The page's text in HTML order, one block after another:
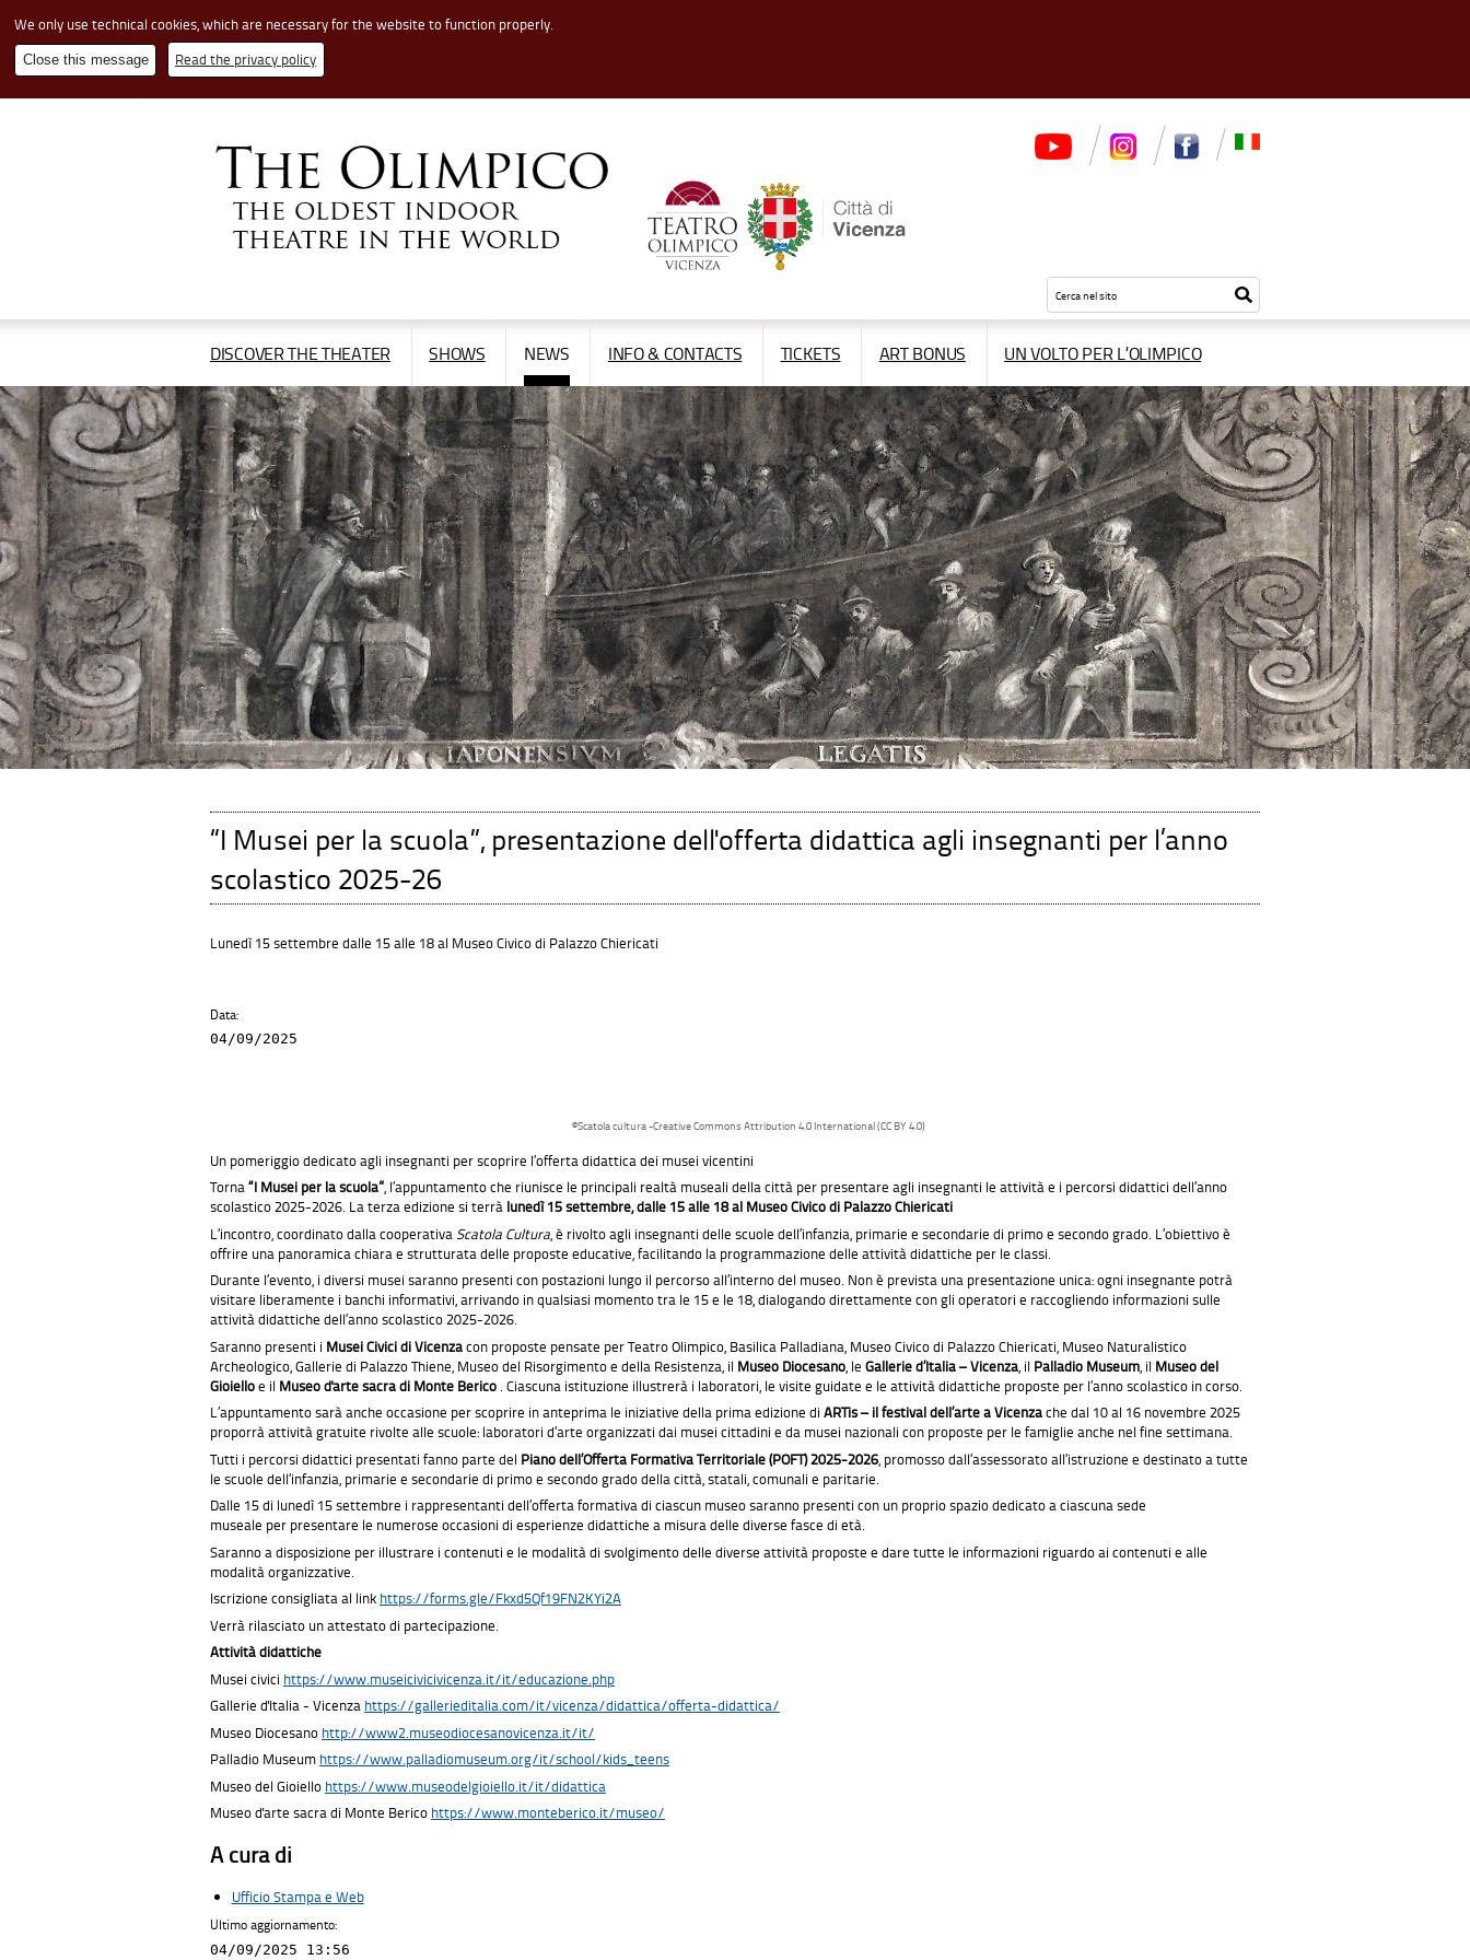
We only use technical cookies, which are necessary for the website to function properly.
Close this message Read the privacy policy
sito
Testo
cercare
Inizia
la
DISCOVER THE THEATER APRI/CHIUDI
IL
MENÙ
SHOWSAPRI/CHIUDI
IL
MENÙ
NEWS INFO & CONTACTSAPRI/CHIUDI
IL
MENÙ
TICKETS ART BONUS UN VOLTO PER L’OLIMPICO
“I Musei per la scuola”, presentazione dell'offerta didattica agli insegnanti per l’anno
scolastico 2025-26
Lunedì 15 settembre dalle 15 alle 18 al Museo Civico di Palazzo Chiericati
Data:
04/09/2025
©Scatola cultura -Creative Commons Attribution 4.0 International (CC BY 4.0)
Un pomeriggio dedicato agli insegnanti per scoprire l’offerta didattica dei musei vicentini
Torna“I Musei per la scuola”, l’appuntamento che riunisce le principali realtà museali della città per presentare agli insegnanti le attività e i percorsi didattici dell’anno
scolastico 2025-2026. La terza edizione si terrà lunedì 15 settembre, dalle 15 alle 18al Museo Civico di Palazzo Chiericati
L’incontro, coordinato dalla cooperativaScatola Cultura, è rivolto agli insegnanti delle scuole dell’infanzia, primarie e secondarie di primo e secondo grado. L’obiettivo è
offrire una panoramica chiara e strutturata delle proposte educative, facilitando la programmazione delle attività didattiche per le classi.
Durante l’evento, i diversi musei saranno presenti con postazioni lungo il percorso all’interno del museo. Non è prevista una presentazione unica: ogni insegnante potrà
visitare liberamente i banchi informativi, arrivando in qualsiasi momento tra le 15 e le 18, dialogando direttamente con gli operatori e raccogliendo informazioni sulle
attività didattiche dell’anno scolastico 2025-2026.
Saranno presenti i Musei Civici di Vicenzacon proposte pensate per Teatro Olimpico, Basilica Palladiana, Museo Civico di Palazzo Chiericati, Museo Naturalistico
Archeologico, Gallerie di Palazzo Thiene, Museo del Risorgimento e della Resistenza, il Museo Diocesano, le Gallerie d’Italia – Vicenza, il Palladio Museum, il Museo del
Gioielloe il Museo d'arte sacra di Monte Berico . Ciascuna istituzione illustrerà i laboratori, le visite guidate e le attività didattiche proposte per l’anno scolastico in corso.
L’appuntamento sarà anche occasione per scoprire in anteprima le iniziative della prima edizione di ARTis – il festival dell’arte a Vicenzache dal 10 al 16 novembre 2025
proporrà attività gratuite rivolte alle scuole: laboratori d’arte organizzati dai musei cittadini e da musei nazionali con proposte per le famiglie anche nel fine settimana.
Tutti i percorsi didattici presentati fanno parte del Piano dell’Offerta Formativa Territoriale (POFT) 2025-2026, promosso dall’assessorato all’istruzione e destinato a tutte
le scuole dell’infanzia, primarie e secondarie di primo e secondo grado della città, statali, comunali e paritarie.
Dalle 15 di lunedì 15 settembre i rappresentanti dell’offerta formativa di ciascun museo saranno presenti con un proprio spazio dedicato a ciascuna sede
museale per presentare le numerose occasioni di esperienze didattiche a misura delle diverse fasce di età.
Saranno a disposizione per illustrare i contenuti e le modalità di svolgimento delle diverse attività proposte e dare tutte le informazioni riguardo ai contenuti e alle
modalità organizzative.
Iscrizione consigliata al link https://forms.gle/Fkxd5Qf19FN2KYi2A
Verrà rilasciato un attestato di partecipazione.
Attività didattiche
Musei civici https://www.museicivicivicenza.it/it/educazione.php
Gallerie d'Italia - Vicenza https://gallerieditalia.com/it/vicenza/didattica/offerta-didattica/
Museo Diocesano http://www2.museodiocesanovicenza.it/it/
Palladio Museum https://www.palladiomuseum.org/it/school/kids_teens
Museo del Gioiello https://www.museodelgioiello.it/it/didattica
Museo d'arte sacra di Monte Berico https://www.monteberico.it/museo/
A cura di
Ufficio Stampa e Web
Ultimo aggiornamento:
04/09/2025 13:56